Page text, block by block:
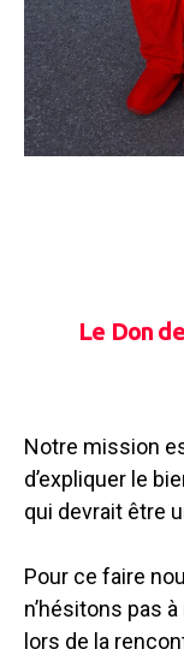
Le Don
Notre mission
d’expliquer le
qui devrait être
Pour ce faire
n’hésitons pas
lors de la